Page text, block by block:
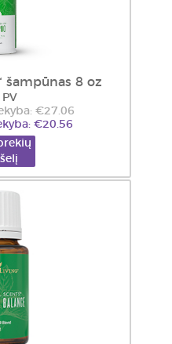
šampūnas 8 oz
€27.06
€20.56